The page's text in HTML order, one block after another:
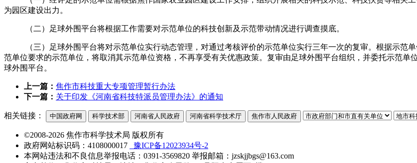
为园区建设出力。
（二）足球外围平台将根据工作需要对示范单位的科技创新及示范带动情况进行调查摸底。
（三）足球外围平台将对示范单位实行动态管理，对通过考核评价的示范单位实行三年一次的复审。根据示
范单位要求的示范单位，将取消其示范单位资格，不再享受有关优惠政策。复审由足球外围平台组织，并委托示范
球外围平台。
上一篇： 焦作市科技重大专项管理暂行办法
下一篇： 关于印发《河南省科技特派员管理办法》的通知
相关链接： 中国政府网 科学技术部 河南省人民政府 河南省科学技术厅 焦作市人民政府
©2008-2026 焦作市科学技术局 版权所有
政府网站标识码：4108000017
豫ICP备12023934号-2
本网站违法和不良信息举报电话：0391-3569820 举报邮箱：jzskjjbgs@163.com